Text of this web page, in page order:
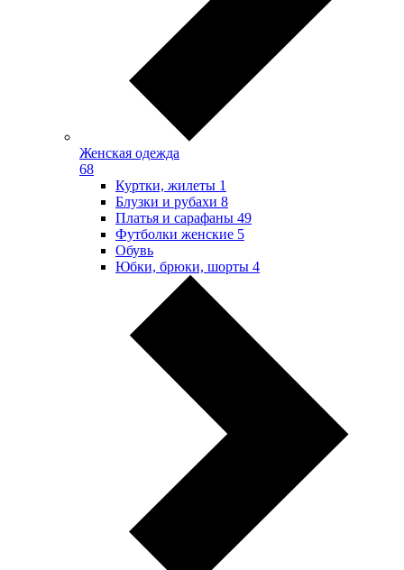
Женская одежда
68
Куртки, жилеты 1
Блузки и рубахи 8
Платья и сарафаны 49
Футболки женские 5
Обувь
Юбки, брюки, шорты 4